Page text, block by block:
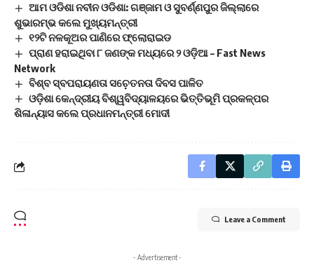
ଆମ ଓଡିଶା ନବୀନ ଓଡିଶା: ଗଞ୍ଜାମ ଓ ସୁବର୍ଣ୍ଣପୁର ଜିଲ୍ଲାରେ
ଶୁଭାରମ୍ଭ କଲେ ମୁଖ୍ୟମନ୍ତ୍ରୀ
୧୨ଟି ନଳକୂଅର ପାଣିରେ ଫ୍ଲୋରାଇଡ
ପ୍ରାଣ ହରାଇଥିବା ୮ ଜଣଙ୍କ ମଧ୍ୟରେ ୨ ଓଡ଼ିଆ – Fast News
Network
ବିଶ୍ବ ସ୍ବପରାୟଣତା ସଚ଼େତନତା ଦିବସ ପାଳିତ
ଓଡ଼ିଶା କେନ୍ଦ୍ରୀୟ ବିଶ୍ୱବିଦ୍ୟାଳୟରେ ଭିତ୍ତିଭୂମି ପ୍ରକଳ୍ପର
ଶିଳାନ୍ୟାସ କଲେ ପ୍ରଧାନମନ୍ତ୍ରୀ ମୋଦୀ
Leave a Comment
- Advertisement -